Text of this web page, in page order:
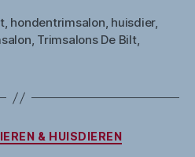
, hondentrimsalon, huisdier,
, Trimsalons De Bilt,
Categorieën
& HUISDIEREN